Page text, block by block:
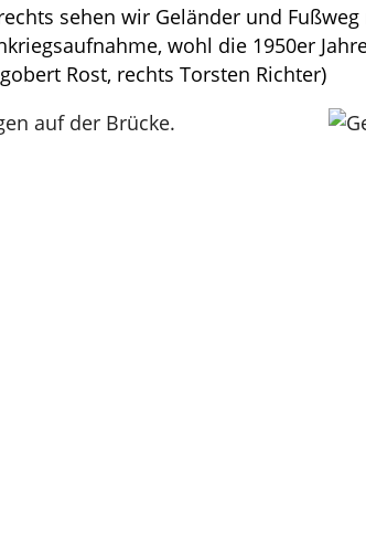
sehen wir Geländer und
wohl die 1950er
Rost, rechts Torsten Richter)